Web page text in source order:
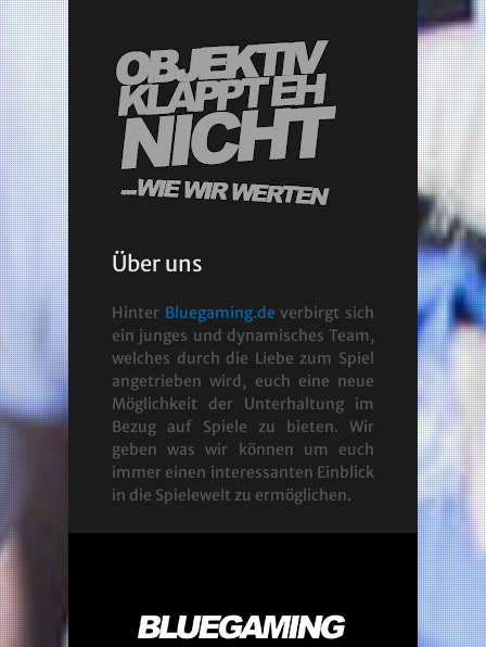
Über uns
Hinter Bluegaming.de verbirgt sich
ein junges und dynamisches Team,
welches durch die Liebe zum Spiel
angetrieben wird, euch eine neue
Möglichkeit der Unterhaltung im
Bezug auf Spiele zu bieten. Wir
geben was wir können um euch
immer einen interessanten Einblick
in die Spielewelt zu ermöglichen.